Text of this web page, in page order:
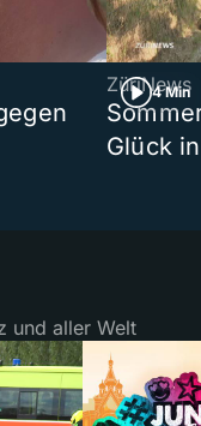
4 Min
ZüriNews
Glück
und aller Welt